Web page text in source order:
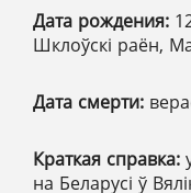
Дата рождения:
Шклоўскі раён,
Дата смерти:
Краткая справка:
на Беларусі ў